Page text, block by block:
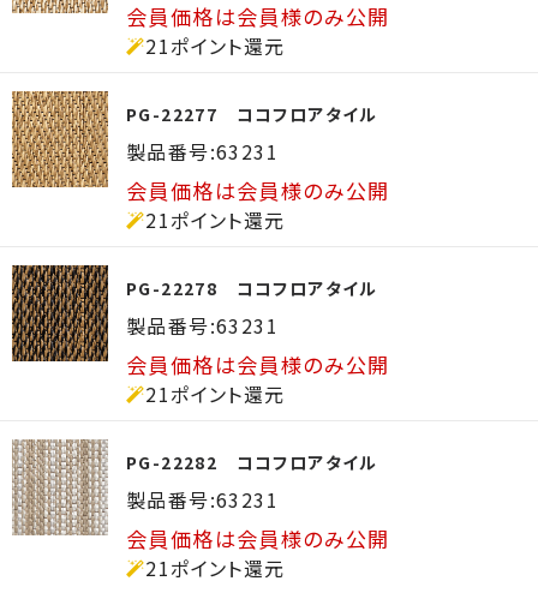
会員価格は会員様のみ公開
21ポイント還元
PG-22277 ココフロアタイル
製品番号:63231
会員価格は会員様のみ公開
21ポイント還元
PG-22278 ココフロアタイル
製品番号:63231
会員価格は会員様のみ公開
21ポイント還元
PG-22282 ココフロアタイル
製品番号:63231
会員価格は会員様のみ公開
21ポイント還元